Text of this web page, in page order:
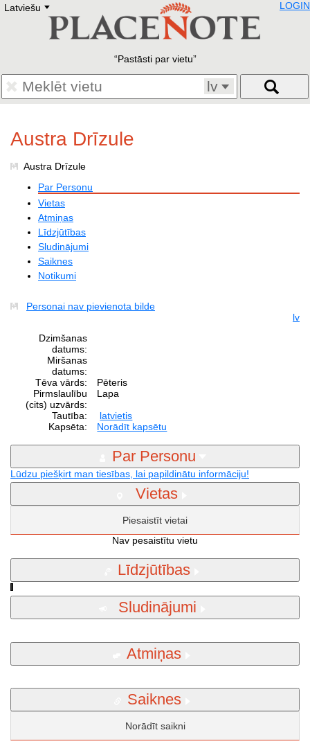
Latviešu E
Deutsch
Francais
Polski
Eestikeelne
LOGIN
Pastāsti par vietu
lv
Austra Drīzule
Austra Drīzule
Par Personu
Vietas
Atmiņas
Līdzjūtības
Sludinājumi
Saiknes
Notikumi
Personai nav pievienota bilde
lv
Dzimšanas
datums:
Miršanas
datums:
Tēva vārds:
Pēteris
Pirmslaulību
(cits) uzvārds:
Lapa
Tautība:
latvietis
Kapsēta:
Norādīt kapsētu
Par Personu
Lūdzu piešķirt man tiesības, lai papildinātu informāciju!
Vietas
Piesaistīt vietai
Nav pesaistītu vietu
Līdzjūtības
Sludinājumi
Atmiņas
Saiknes
Norādīt saikni